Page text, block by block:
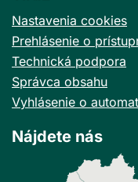
Nastavenia cookies
Prehlásenie o
Technická podpora
Správca obsahu
Vyhlásenie o
Nájdete nás